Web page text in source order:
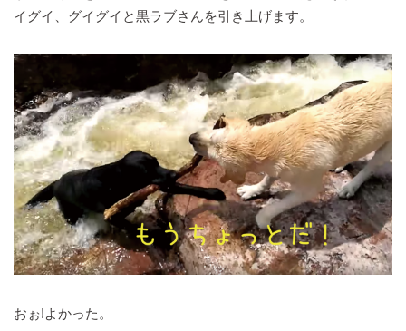
イグイ、グイグイと黒ラブさんを引き上げます。
おぉ!よかった。